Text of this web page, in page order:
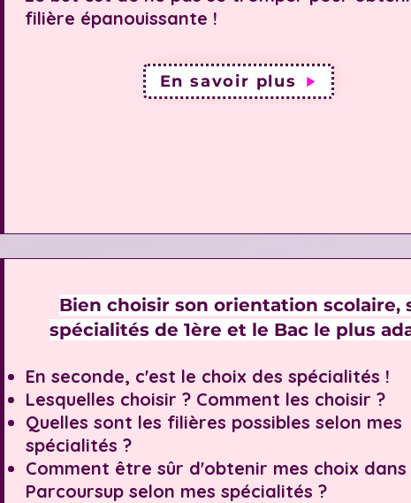
filière épanouissante !
En savoir plus
Bien choisir son orientation scolaire,
spécialités de 1ère et le Bac le plus
En seconde, c'est le choix des spécialités !
Lesquelles choisir ? Comment les choisir ?
Quelles sont les filières possibles selon mes
spécialités ?
Comment être sûr d'obtenir mes choix dans
Parcoursup selon mes spécialités ?